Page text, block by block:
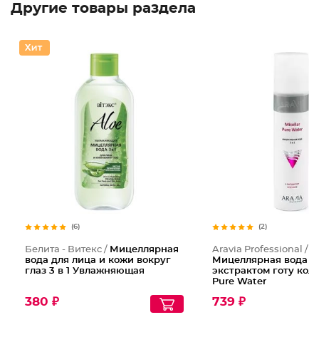
Другие товары раздела
(6)
Белита - Витекс / Мицеллярная
вода для лица и кожи вокруг
глаз 3 в 1 Увлажняющая
380 ₽
(2)
Aravia Professional /
Мицеллярная вода
экстрактом готу
Pure Water
739 ₽